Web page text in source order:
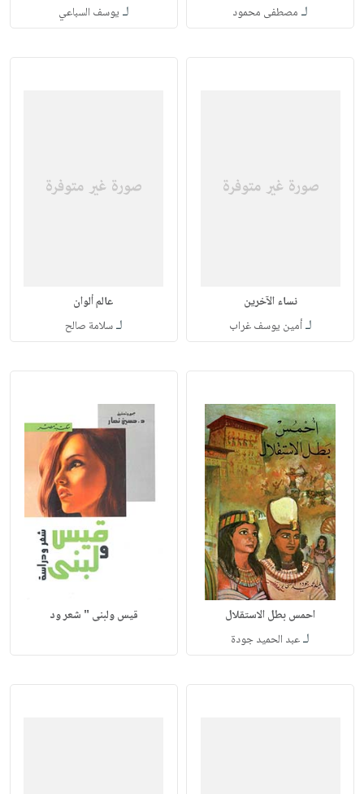
لـ مصطفى محمود لـ يوسف السباعي
نساء الآخرين
لـأمين يوسف غراب
عالم ألوان
لـسلامة صالح
احمس بطل الاستقلال
لـعبد الحميد جودة
قيس ولبنى " شعر ود